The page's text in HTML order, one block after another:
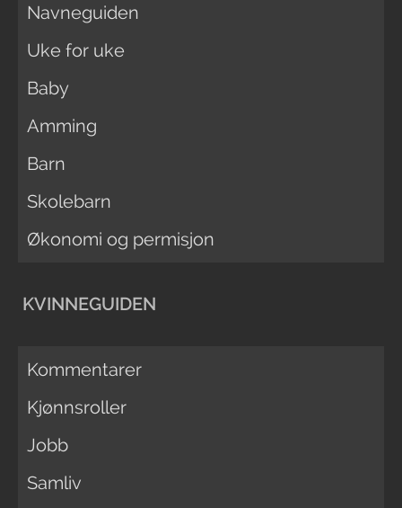
Navneguiden
Uke for uke
Baby
Amming
Barn
Skolebarn
Økonomi og permisjon
KVINNEGUIDEN
Kommentarer
Kjønnsroller
Jobb
Samliv